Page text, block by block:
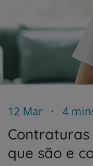
12 Mar 4
Contraturas
que são e